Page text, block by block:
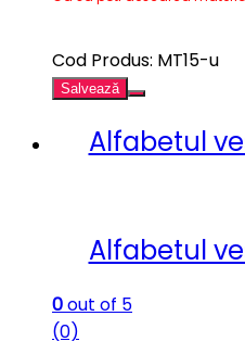
Cod Produs: MT15-u
Salvează
Alfabetul
Alfabetul
0out of 5
(0)